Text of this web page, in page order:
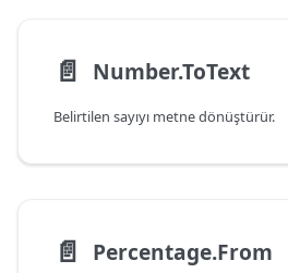
📄️ Number.ToText
Belirtilen sayıyı metne dönüştürür.
📄️ Percentage.From